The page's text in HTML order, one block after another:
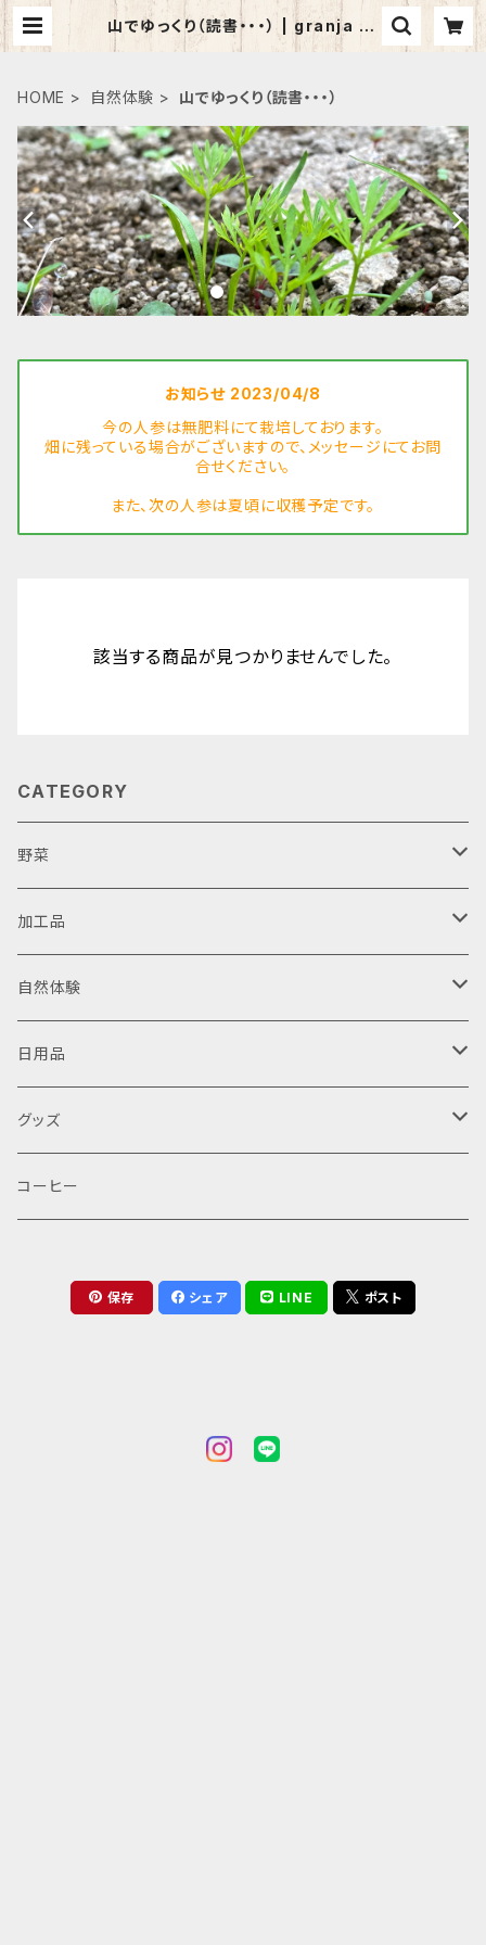
山でゆっくり（読書・・・） | granja ru
ral
HOME 自然体験 山でゆっくり（読書・・・）
お知らせ 2023/04/8
今の人参は無肥料にて栽培しております。
畑に残っている場合がございますので、メッセージにてお問
合せください。
また、次の人参は夏頃に収穫予定です。
該当する商品が見つかりませんでした。
CATEGORY
野菜
人参
加工品
乾燥野菜
乾燥にんじん
乾燥トマト
野菜お茶
人参葉茶
ハーブティー
自然体験
野菜の収穫体験
山でゆっくり（読書・・・）
山でゆっくり１日
日用品
野菜処理
グッズ
バッグ
コーヒー
保存 シェア LINE ポスト